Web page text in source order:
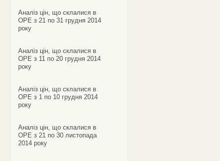
Аналіз цін, що склалися в
ОРЕ з 21 по 31 грудня 2014
року
Аналіз цін, що склалися в
ОРЕ з 11 по 20 грудня 2014
року
Аналіз цін, що склалися в
ОРЕ з 1 по 10 грудня 2014
року
Аналіз цін, що склалися в
ОРЕ з 21 по 30 листопада
2014 року